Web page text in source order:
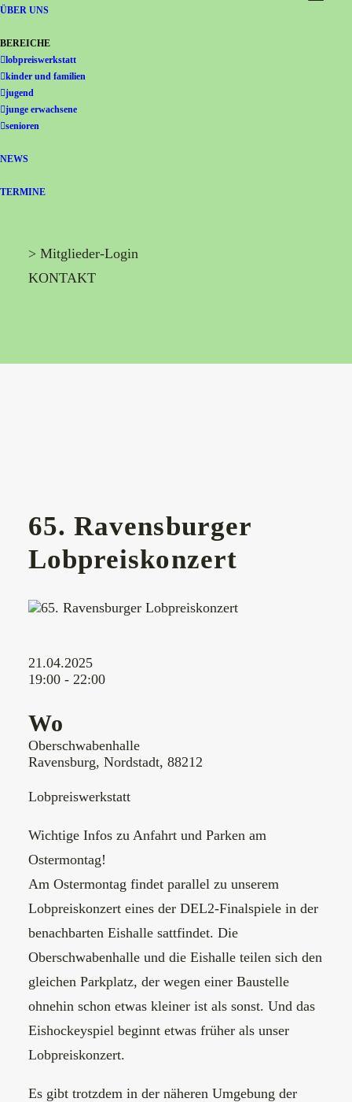
Gemeinschaft Immanuel
ÜBER UNS
BEREICHE
lobpreiswerkstatt
kinder und familien
jugend
junge erwachsene
senioren
NEWS
TERMINE
> Mitglieder-Login
KONTAKT
65. Ravensburger
Lobpreiskonzert
21.04.2025
19:00 - 22:00
Wo
Oberschwabenhalle
Ravensburg, Nordstadt, 88212
Lobpreiswerkstatt
Wichtige Infos zu Anfahrt und Parken am
Ostermontag!
Am Ostermontag findet parallel zu unserem
Lobpreiskonzert eines der DEL2-Finalspiele in der
benachbarten Eishalle sattfindet. Die
Oberschwabenhalle und die Eishalle teilen sich den
gleichen Parkplatz, der wegen einer Baustelle
ohnehin schon etwas kleiner ist als sonst. Und das
Eishockeyspiel beginnt etwas früher als unser
Lobpreiskonzert.
Es gibt trotzdem in der näheren Umgebung der